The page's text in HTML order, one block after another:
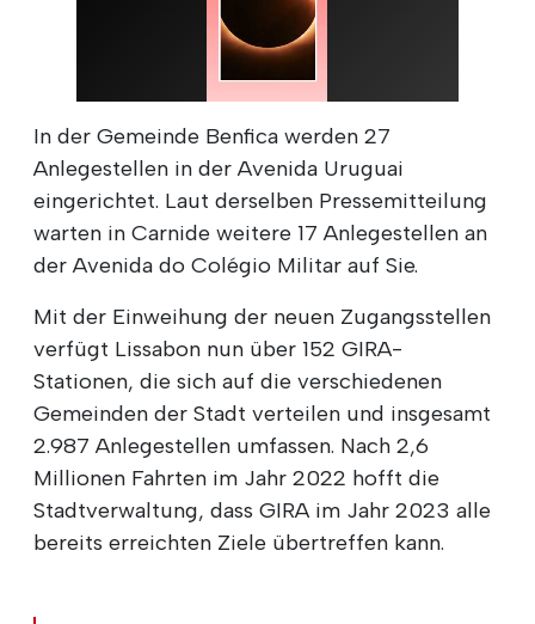
In der Gemeinde Benfica werden 27
Anlegestellen in der Avenida Uruguai
eingerichtet. Laut derselben Pressemitteilung
warten in Carnide weitere 17 Anlegestellen an
der Avenida do Colégio Militar auf Sie.
Mit der Einweihung der neuen Zugangsstellen
verfügt Lissabon nun über 152 GIRA-
Stationen, die sich auf die verschiedenen
Gemeinden der Stadt verteilen und insgesamt
2.987 Anlegestellen umfassen. Nach 2,6
Millionen Fahrten im Jahr 2022 hofft die
Stadtverwaltung, dass GIRA im Jahr 2023 alle
bereits erreichten Ziele übertreffen kann.